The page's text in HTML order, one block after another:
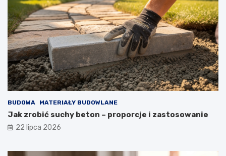
BUDOWA MATERIAŁY BUDOWLANE
Jak zrobić suchy beton – proporcje i zastosowanie
22 lipca 2026